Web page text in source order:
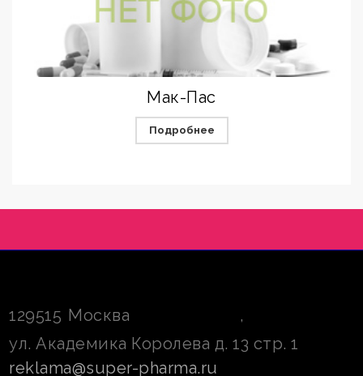
Мак-Пас
Подробнее
129515 Москва
,
ул. Академика Королева д. 13 стр. 1
reklama@super-pharma.ru